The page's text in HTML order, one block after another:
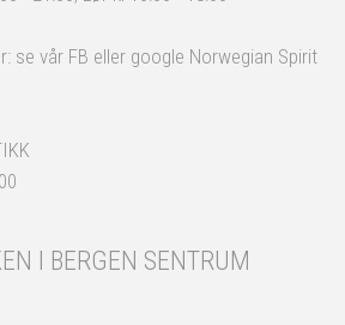
se vår FB eller google Norwegian Spirit
I BERGEN SENTRUM